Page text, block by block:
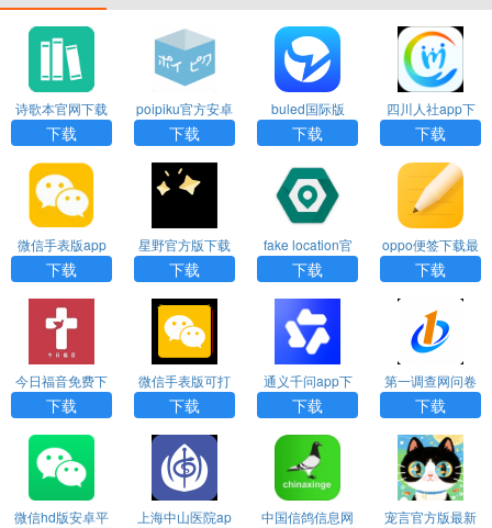
诗歌本官网下载
下载
poipiku官方安卓
下载
下载
buled国际版
下载
四川人社app下
载官网版
下载
微信手表版app
下载
下载
星野官方版下载
下载
fake location官
网版下载
下载
oppo便签下载最
新版
下载
今日福音免费下
载2024最新版
下载
微信手表版可打
字版
下载
通义千问app下
载官网最新版
下载
第一调查网问卷
兼职app
下载
微信hd版安卓平
上海中山医院ap
中国信鸽信息网
宠言官方版最新